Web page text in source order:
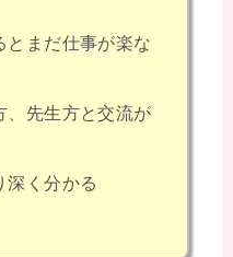
まだ仕事が楽な
先生方と交流が
く分かる